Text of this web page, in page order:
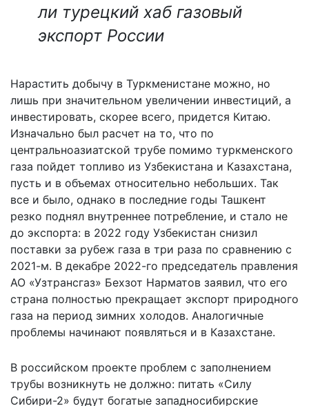
ли турецкий хаб газовый
экспорт России
Нарастить добычу в Туркменистане можно, но
лишь при значительном увеличении инвестиций, а
инвестировать, скорее всего, придется Китаю.
Изначально был расчет на то, что по
центральноазиатской трубе помимо туркменского
газа пойдет топливо из Узбекистана и Казахстана,
пусть и в объемах относительно небольших. Так
все и было, однако в последние годы Ташкент
резко поднял внутреннее потребление, и стало не
до экспорта: в 2022 году Узбекистан снизил
поставки за рубеж газа в три раза по сравнению с
2021-м. В декабре 2022-го председатель правления
АО «Узтрансгаз» Бехзот Нарматов заявил, что его
страна полностью прекращает экспорт природного
газа на период зимних холодов. Аналогичные
проблемы начинают появляться и в Казахстане.
В российском проекте проблем с заполнением
трубы возникнуть не должно: питать «Силу
Сибири-2» будут богатые западносибирские